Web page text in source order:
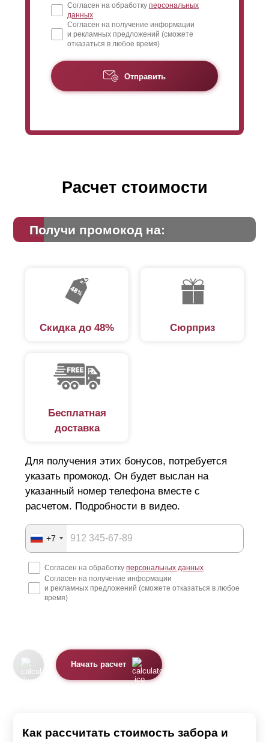
Согласен на обработку персональных
данных
Согласен на получение информации
и рекламных предложений (сможете
отказаться в любое время)
Отправить
Расчет стоимости
Получи промокод на:
Скидка до 48% Сюрприз
Бесплатная
доставка
Для получения этих бонусов, потребуется
указать промокод. Он будет выслан на
указанный номер телефона вместе с
расчетом. Подробности в видео.
+7
Согласен на обработку персональных данных
Согласен на получение информации
и рекламных предложений (сможете отказаться в любое
время)
Начать расчет
Как рассчитать стоимость забора и